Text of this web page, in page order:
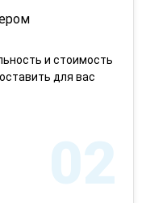
и стоимость
для вас
02